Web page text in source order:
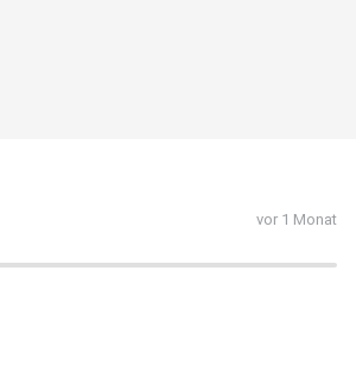
vor 1 Monat